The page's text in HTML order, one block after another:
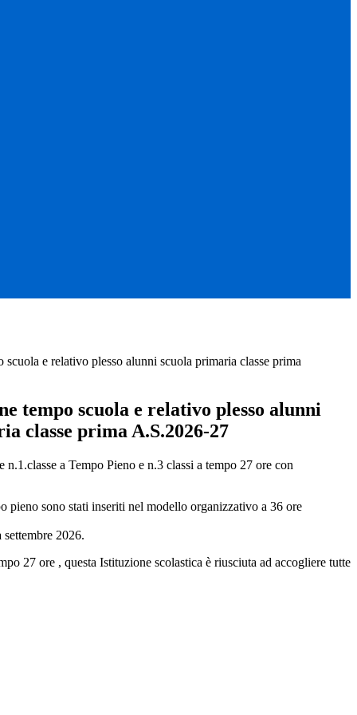
scuola e relativo plesso alunni scuola primaria classe prima
tempo scuola e relativo plesso alunni
classe prima A.S.2026-27
a Tempo Pieno e n.3 classi a tempo 27 ore con
pieno sono stati inseriti nel modello organizzativo a 36 ore
2026.
27 ore , questa Istituzione scolastica è riusciuta ad accogliere tutte